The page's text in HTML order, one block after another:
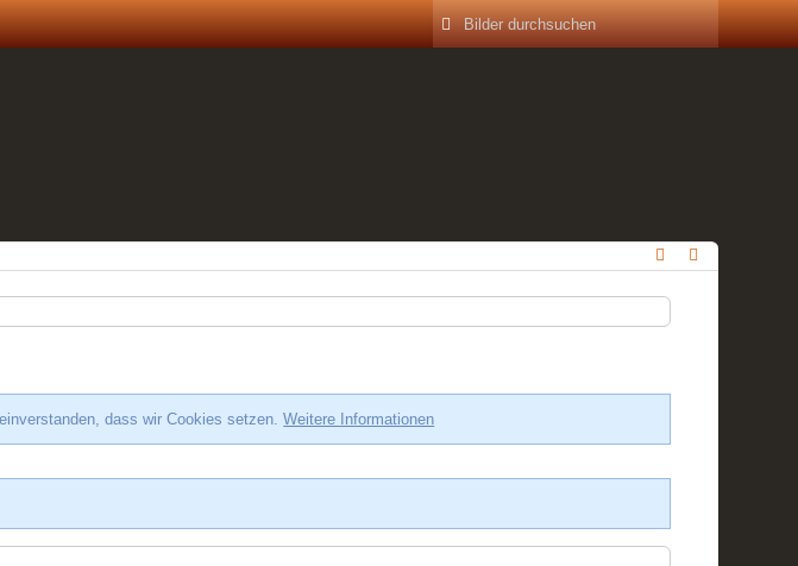
dass wir Cookies setzen.Weitere Informationen